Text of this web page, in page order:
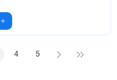
4 5